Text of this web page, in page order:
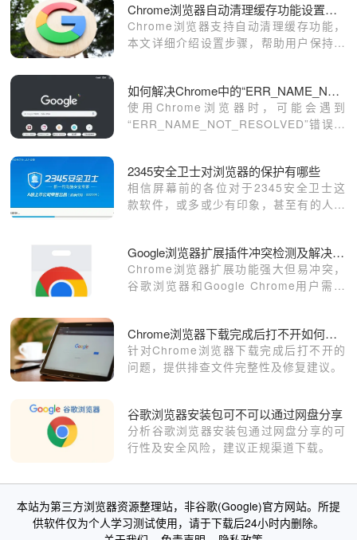
Chrome浏览器自动清理缓存功能设置教程
Chrome浏览器支持自动清理缓存功能，
本文详细介绍设置步骤，帮助用户保持浏
如何解决Chrome中的“ERR_NAME_NOT_RESOLVED”错误
使用Chrome浏览器时，可能会遇到
“ERR_NAME_NOT_RESOLVED”错误，
供一系列有效的解决方案，帮助用户快速
修复该问题，并恢复正常上网。
2345安全卫士对浏览器的保护有哪些
相信屏幕前的各位对于2345安全卫士这
款软件，或多或少有印象，甚至有的人电
护，以此来实现多方位电脑保护。
Google浏览器扩展插件冲突检测及解决方案
Chrome浏览器扩展功能强大但易冲突，
谷歌浏览器和Google Chrome用户需定
Chrome浏览器下载完成后打不开如何解决
针对Chrome浏览器下载完成后打不开的
问题，提供排查文件完整性及修复建议。
谷歌浏览器安装包可不可以通过网盘分享
分析谷歌浏览器安装包通过网盘分享的可
行性及安全风险，建议正规渠道下载。
本站为第三方浏览器资源整理站，非谷歌(Google)官方网站。所提
供软件仅为个人学习测试使用，请于下载后24小时内删除。